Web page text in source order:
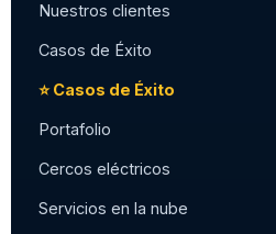
Nuestros clientes
Casos de Éxito
⭐ Casos de Éxito
Portafolio
Cercos eléctricos
Servicios en la nube